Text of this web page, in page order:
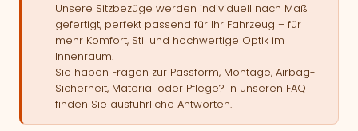
Unsere Sitzbezüge werden individuell nach Maß
gefertigt, perfekt passend für Ihr Fahrzeug – für
mehr Komfort, Stil und hochwertige Optik im
Innenraum.
Sie haben Fragen zur Passform, Montage, Airbag-
Sicherheit, Material oder Pflege? In unseren FAQ
finden Sie ausführliche Antworten.